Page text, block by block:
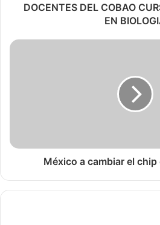
DOCENTES DEL COBAO
EN
México a cambiar el